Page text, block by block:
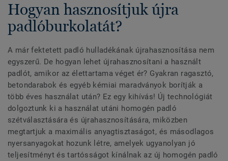
Hogyan hasznosítjuk újra
padlóburkolatát?
A már fektetett padló hulladékának újrahasznosítása nem
egyszerű. De hogyan lehet újrahasznosítani a használt
padlót, amikor az élettartama véget ér? Gyakran ragasztó,
betondarabok és egyéb kémiai maradványok borítják a
több éves használat után? Ez egy kihívás! Új technológiát
dolgoztunk ki a használat utáni homogén padló
szétválasztására és újrahasznosítására, miközben
megtartjuk a maximális anyagtisztaságot, és másodlagos
nyersanyagokat hozunk létre, amelyek ugyanolyan jó
teljesítményt és tartósságot kínálnak az új homogén padló